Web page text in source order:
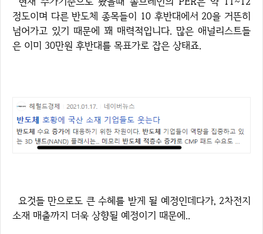
정도이며 다른 반도체 종목들이 10 후반대에서 20을 거뜬히
넘어가고 있기 때문에 꽤 매력적입니다. 많은 애널리스트들
은 이미 30만원 후반대를 목표가로 잡은 상태죠.
요것들 만으로도 큰 수혜를 받게 될 예정인데다가, 2차전지
소재 매출까지 더욱 상향될 예정이기 때문에..